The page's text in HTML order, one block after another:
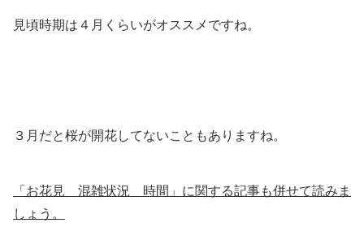
見頃時期は４月くらいがオススメですね。
３月だと桜が開花してないこともありますね。
「お花見 混雑状況 時間」に関する記事も併せて読みま
しょう。